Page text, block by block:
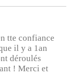
tte confiance
il y a 1an
déroulés
! Merci et